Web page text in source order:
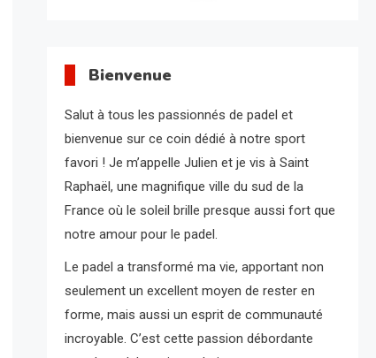
Bienvenue
Salut à tous les passionnés de padel et
bienvenue sur ce coin dédié à notre sport
favori ! Je m’appelle Julien et je vis à Saint
Raphaël, une magnifique ville du sud de la
France où le soleil brille presque aussi fort que
notre amour pour le padel.
Le padel a transformé ma vie, apportant non
seulement un excellent moyen de rester en
forme, mais aussi un esprit de communauté
incroyable. C’est cette passion débordante